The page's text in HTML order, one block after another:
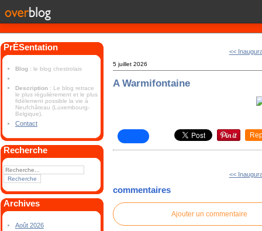
PrÉSentation
Blog : le blog chestrolais
Description : Le blog retrace
le plus régulièrement et le plus
fidèlement possible la vie à
Neufchâteau (Luxembourg-
Belgique).
Contact
Recherche
Archives
Août 2026
<<
5 juillet 2026
A Warmifontaine
<<
commentaires
Ajouter un commentaire